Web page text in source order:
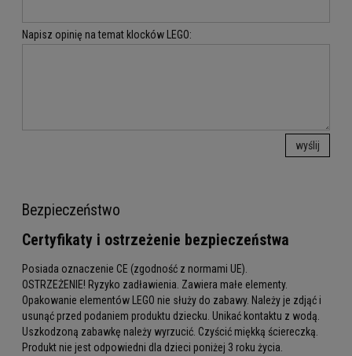
Napisz opinię na temat klocków LEGO:
wyślij
Bezpieczeństwo
Certyfikaty i ostrzeżenie bezpieczeństwa
Posiada oznaczenie CE (zgodność z normami UE).
OSTRZEŻENIE! Ryzyko zadławienia. Zawiera małe elementy.
Opakowanie elementów LEGO nie służy do zabawy. Należy je zdjąć i
usunąć przed podaniem produktu dziecku. Unikać kontaktu z wodą.
Uszkodzoną zabawkę należy wyrzucić. Czyścić miękką ściereczką.
Produkt nie jest odpowiedni dla dzieci poniżej 3 roku życia.